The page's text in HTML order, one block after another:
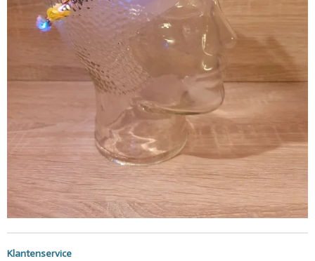
Klantenservice